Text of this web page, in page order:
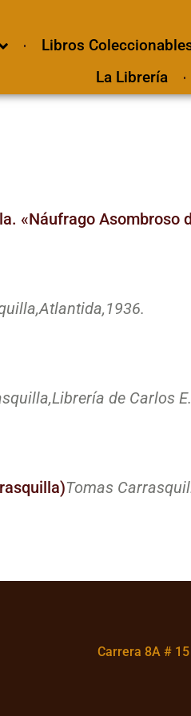
Libros
La Librería
«Náufrago Asombroso
Atlantida,1936.
Librería de Carlos
Tomas
Carrera 8A #